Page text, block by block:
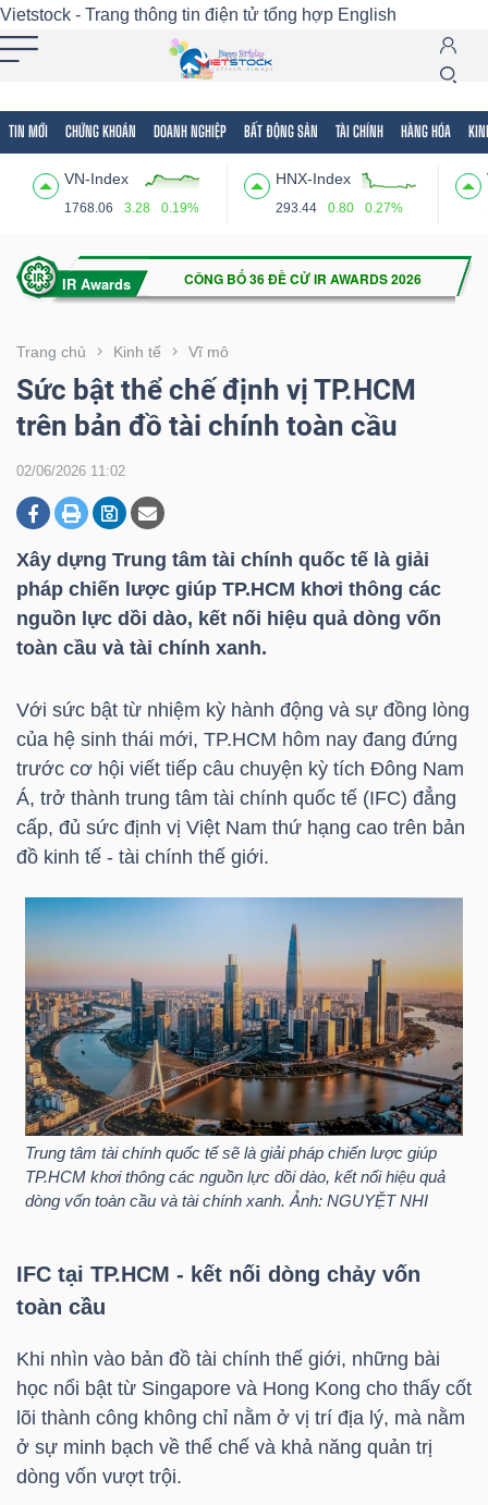
Vietstock - Trang thông tin điện tử tổng hợp English
TIN MỚI CHỨNG KHOÁN DOANH NGHIỆP BẤT ĐỘNG SẢN TÀI CHÍNH HÀNG HÓA
VN-Index
1768.06 3.28 0.19%
HNX-Index
293.44 0.80 0.27%
Trang chủ Kinh tế Vĩ mô
Sức bật thể chế định vị TP.HCM
trên bản đồ tài chính toàn cầu
02/06/2026 11:02
Xây dựng Trung tâm tài chính quốc tế là giải
pháp chiến lược giúp TP.HCM khơi thông các
nguồn lực dồi dào, kết nối hiệu quả dòng vốn
toàn cầu và tài chính xanh.
Với sức bật từ nhiệm kỳ hành động và sự đồng lòng
của hệ sinh thái mới, TP.HCM hôm nay đang đứng
trước cơ hội viết tiếp câu chuyện kỳ tích Đông Nam
Á, trở thành trung tâm tài chính quốc tế (IFC) đẳng
cấp, đủ sức định vị Việt Nam thứ hạng cao trên bản
đồ kinh tế - tài chính thế giới.
Trung tâm tài chính quốc tế sẽ là giải pháp chiến lược giúp
TP.HCM khơi thông các nguồn lực dồi dào, kết nối hiệu quả
dòng vốn toàn cầu và tài chính xanh. Ảnh: NGUYỆT NHI
IFC tại TP.HCM - kết nối dòng chảy vốn
toàn cầu
Khi nhìn vào bản đồ tài chính thế giới, những bài
học nổi bật từ Singapore và Hong Kong cho thấy cốt
lõi thành công không chỉ nằm ở vị trí địa lý, mà nằm
ở sự minh bạch về thể chế và khả năng quản trị
dòng vốn vượt trội.
Tất cả Tính năng Ngành Mã chứng khoán
Tính
(-)
VIETSTOCK
CHỨNG
DOANH
NGHIỆP
SẢN
TÀI
HÀNG
HÓA
KINH
TẾ
GIỚI
ĐÔNG
DƯƠNG